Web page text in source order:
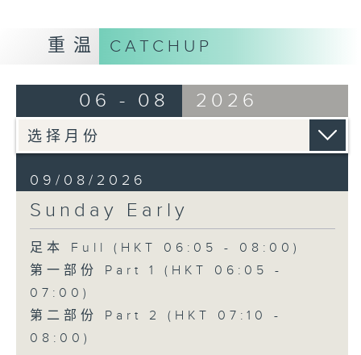
重温 CATCHUP
06 - 08 2026
09/08/2026
Sunday Early
足本 Full (HKT 06:05 - 08:00)
第一部份 Part 1 (HKT 06:05 -
07:00)
第二部份 Part 2 (HKT 07:10 -
08:00)